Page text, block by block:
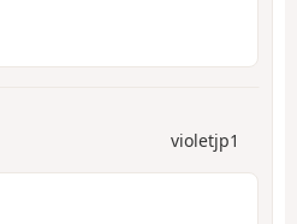
violetjp1